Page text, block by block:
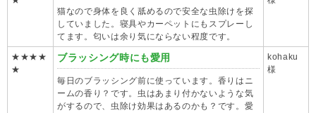
猫なので身体を良く舐めるので安全な虫除けを探
していました。寝具やカーペットにもスプレーし
てます。匂いは余り気にならない程度です。
★★★★
★
ブラッシング時にも愛用
毎日のブラッシング前に使っています。香りはニ
ームの香り？です。虫はあまり付かないような気
がするので、虫除け効果はあるのかも？です。愛
kohaku
様